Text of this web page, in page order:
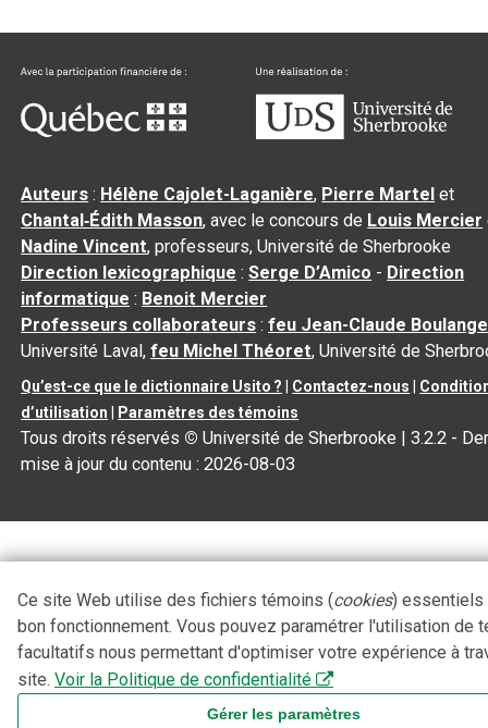
Auteurs : Hélène Cajolet-Laganière, Pierre Martel et
Chantal‑Édith Masson, avec le concours de Louis Mercier
Nadine Vincent, professeurs, Université de Sherbrooke
Direction lexicographique :Serge D’Amico - Direction
informatique : Benoit Mercier
Professeurs collaborateurs :feu Jean-Claude
Université Laval,feu Michel Théoret, Université de
Qu’est-ce que le dictionnaire Usito ? Contactez-nous
d’utilisation
Paramètres des témoins
Tous droits réservés © Université de Sherbrooke |3.2.2 -
mise à jour du contenu :2026-08-03
Ce site Web utilise des fichiers témoins (cookies) essentiels
bon fonctionnement. Vous pouvez paramétrer l'utilisation de
facultatifs nous permettant d'optimiser votre expérience à
site. Voir la Politique de confidentialité
Gérer les paramètres